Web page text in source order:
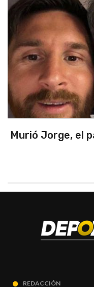
Murió Jorge, el
REDACCIÓN